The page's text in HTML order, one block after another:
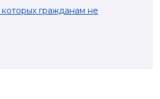
гражданам не